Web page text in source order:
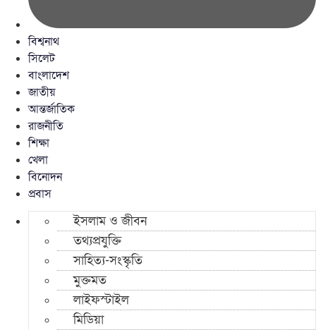
বিশ্বনাথ
সিলেট
বাংলাদেশ
জাতীয়
আন্তর্জাতিক
রাজনীতি
শিক্ষা
খেলা
বিনোদন
প্রবাস
ইসলাম ও জীবন
তথ্যপ্রযুক্তি
সাহিত্য-সংস্কৃতি
মুক্তমত
লাইফস্টাইল
মিডিয়া